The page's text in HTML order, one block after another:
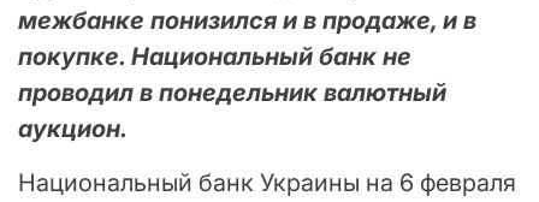
межбанке понизился и в продаже, и в
покупке. Национальный банк не
проводил в понедельник валютный
аукцион.
Национальный банк Украины на 6 февраля